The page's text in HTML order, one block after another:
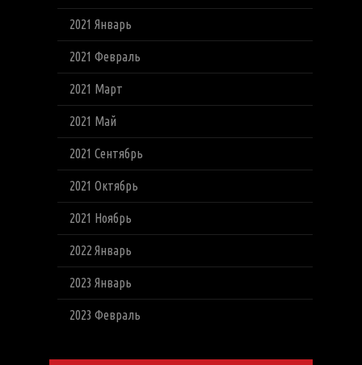
2021 Январь
2021 Февраль
2021 Март
2021 Май
2021 Сентябрь
2021 Октябрь
2021 Ноябрь
2022 Январь
2023 Январь
2023 Февраль